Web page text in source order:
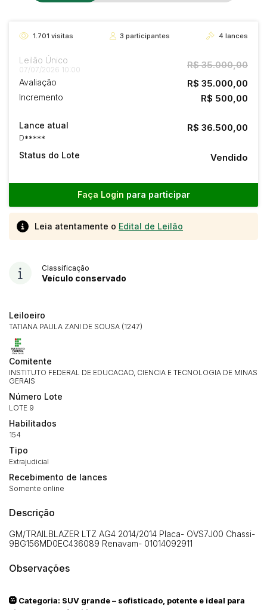
1.701 visitas 3participantes 4 lances
Leilão Único
07/07/2026 10:00 R$ 35.000,00
Avaliação R$ 35.000,00
Incremento R$ 500,00
Lance atual
D*****
R$ 36.500,00
Status do Lote Vendido
Faça Login para participar
Leia atentamente o Edital de Leilão
Classificação
Veículo conservado
Leiloeiro
TATIANA PAULA ZANI DE SOUSA (1247)
Comitente
INSTITUTO FEDERAL DE EDUCACAO, CIENCIA E TECNOLOGIA DE MINAS
GERAIS
Número Lote
LOTE 9
Habilitados
154
Tipo
Extrajudicial
Recebimento de lances
Somente online
Descrição
GM/TRAILBLAZER LTZ AG4 2014/2014 Placa- OVS7J00 Chassi-
9BG156MD0EC436089 Renavam- 01014092911
Observações
🛞 Categoria: SUV grande – sofisticado, potente e ideal para